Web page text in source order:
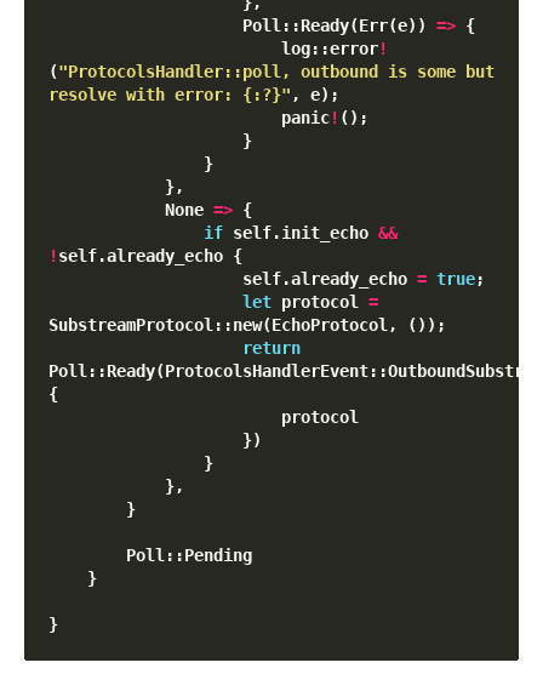
                    Poll::Ready(Err(e))
=> {
                        log::error
!
("ProtocolsHandler::poll, outbound is some but
resolve with error: {:?}" , e);
                        panic
! ();
            None
=> {
if self.init_echo &&
!self.already_echo {
                    self.already_echo
= true;
let protocol =
SubstreamProtocol::new(EchoProtocol, ());
return
{